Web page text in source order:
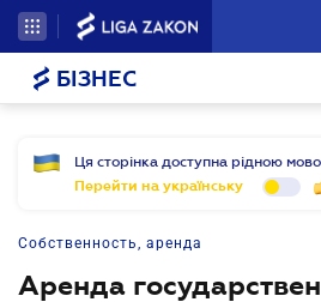
БІЗНЕС
Ця сторінка доступна рідною
Перейти на українську
Собственность, аренда
Аренда